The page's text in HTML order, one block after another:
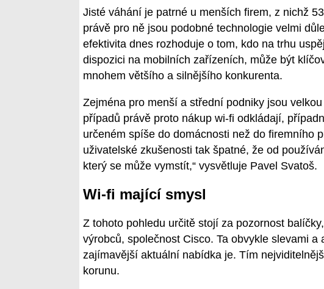
Jisté váhání je patrné u menších firem, z nichž
právě pro ně jsou podobné technologie velmi
efektivita dnes rozhoduje o tom, kdo na trhu
dispozici na mobilních zařízeních, může být
mnohem většího a silnějšího konkurenta.
Zejména pro menší a střední podniky jsou
případů právě proto nákup wi-fi odkládají,
určeném spíše do domácnosti než do firemního
uživatelské zkušenosti tak špatné, že od
který se může vymstít,“ vysvětluje Pavel Svatoš.
Wi-fi mající smysl
Z tohoto pohledu určitě stojí za pozornost
výrobců, společnost Cisco. Ta obvykle slevami
zajímavější aktuální nabídka je. Tím
korunu.